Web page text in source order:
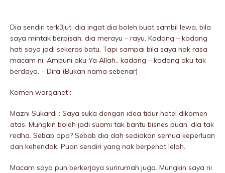
Dia sendiri terk3jut, dia ingat dia boleh buat sambil lewa, bila
saya mintak berpisah, dia merayu – rayu. Kadang – kadang
hati saya jadi sekeras batu. Tapi sampai bila saya nak rasa
macam ni. Ampuni aku Ya Allah.. kadang – kadang aku tak
berdaya. – Dira (Bukan nama sebenar)
Komen warganet :
Mazni Sukardi : Saya suka dengan idea tidur hotel dikomen
atas. Mungkin boleh jadi suami tak bantu bisnes puan, dia tak
redha. Sebab apa? Sebab dia dah sediakan semua keperluan
dan kehendak. Puan sendiri yang nak berpenat lelah.
Macam saya pun berkerjaya surirumah juga. Mungkin saya ni